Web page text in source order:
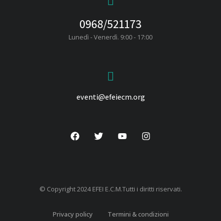
0968/521173
Lunedì - Venerdì. 9:00 - 17:00
eventi@efeiecm.org
© Copyright 2024 EFEI E.C.M.Tutti i diritti riservati.
Privacy policy Termini & condizioni